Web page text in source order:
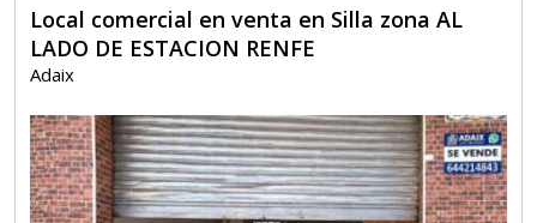
Local comercial en venta en Silla zona AL
LADO DE ESTACION RENFE
Adaix